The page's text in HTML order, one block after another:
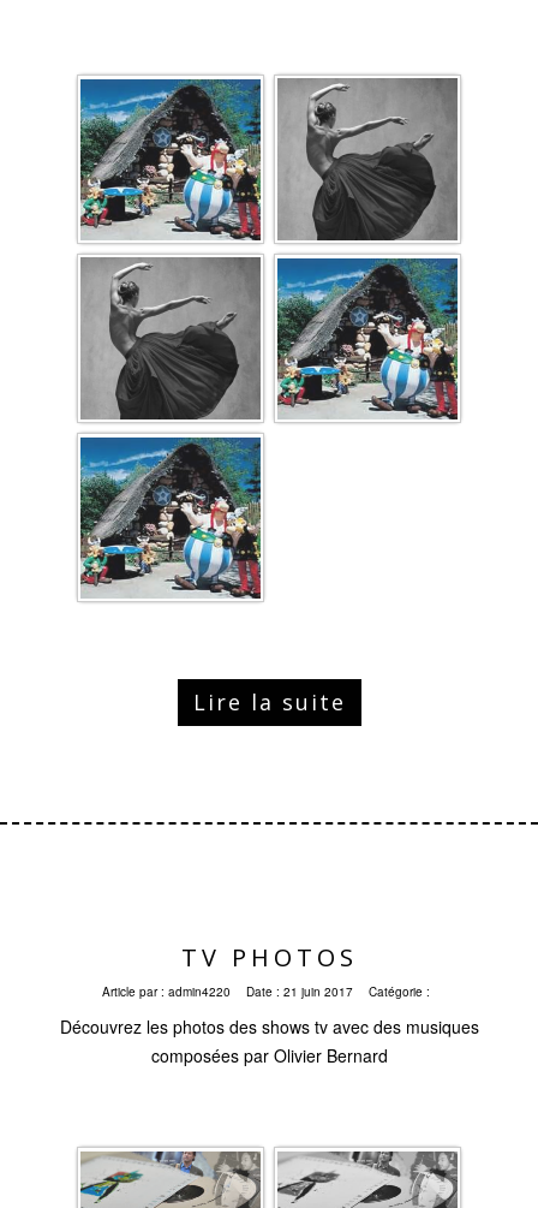
Lire la suite
TV PHOTOS
Article par : admin4220 Date : 21 juin 2017 Catégorie :
Découvrez les photos des shows tv avec des musiques
composées par Olivier Bernard